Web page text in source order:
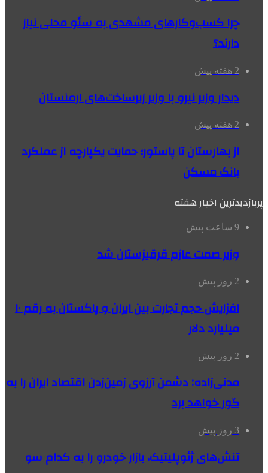
چرا کسب‌وکارهای مشهدی به سئو محلی نیاز
دارند؟
2 هفته پیش
دیدار وزیر نیرو با وزیر زیرساخت‌های ارمنستان
2 هفته پیش
از بهارستان تا پاستور؛ حمایت یکپارچه از عملکرد
بانک مسکن
پربازدیدترین اخبار هفته
9 ساعت پیش
وزیر صمت عازم قرقیزستان شد
2 روز پیش
افزایش حجم تجارت بین ایران و پاکستان به رقم ۱۰
میلیارد دلار
2 روز پیش
مدنی‌زاده: دشمن آرزوی زمین‌زدن اقتصاد ایران را به
گور خواهد برد
3 روز پیش
تنش‌های ژئوپلیتیک، بازار خودرو را به کدام سو